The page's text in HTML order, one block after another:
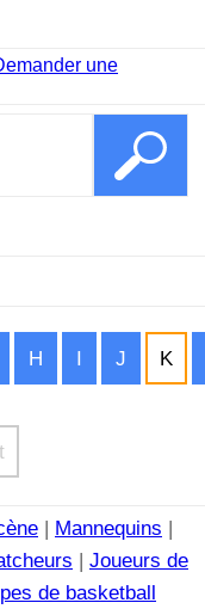
une
H I J K
| Mannequins |
| Joueurs de
de basketball